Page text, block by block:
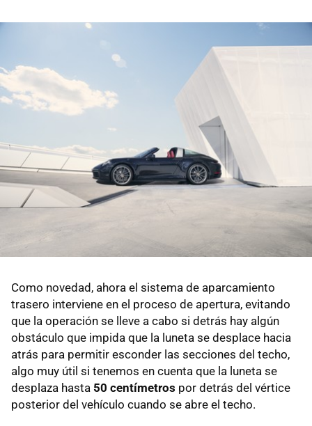
Como novedad, ahora el sistema de aparcamiento
trasero interviene en el proceso de apertura, evitando
que la operación se lleve a cabo si detrás hay algún
obstáculo que impida que la luneta se desplace hacia
atrás para permitir esconder las secciones del techo,
algo muy útil si tenemos en cuenta que la luneta se
desplaza hasta 50 centímetros por detrás del vértice
posterior del vehículo cuando se abre el techo.